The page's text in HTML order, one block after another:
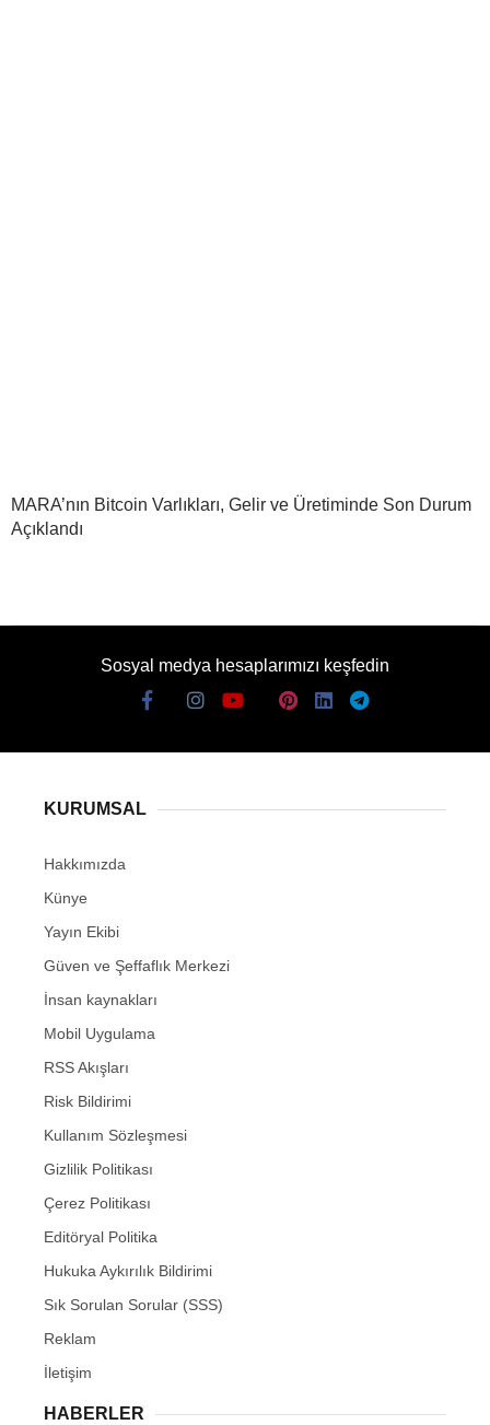
MARA’nın Bitcoin Varlıkları, Gelir ve Üretiminde Son Durum
Açıklandı
Sosyal medya hesaplarımızı keşfedin
KURUMSAL
Hakkımızda
Künye
Yayın Ekibi
Güven ve Şeffaflık Merkezi
İnsan kaynakları
Mobil Uygulama
RSS Akışları
Risk Bildirimi
Kullanım Sözleşmesi
Gizlilik Politikası
Çerez Politikası
Editöryal Politika
Hukuka Aykırılık Bildirimi
Sık Sorulan Sorular (SSS)
Reklam
İletişim
HABERLER